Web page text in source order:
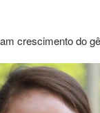
crescimento do